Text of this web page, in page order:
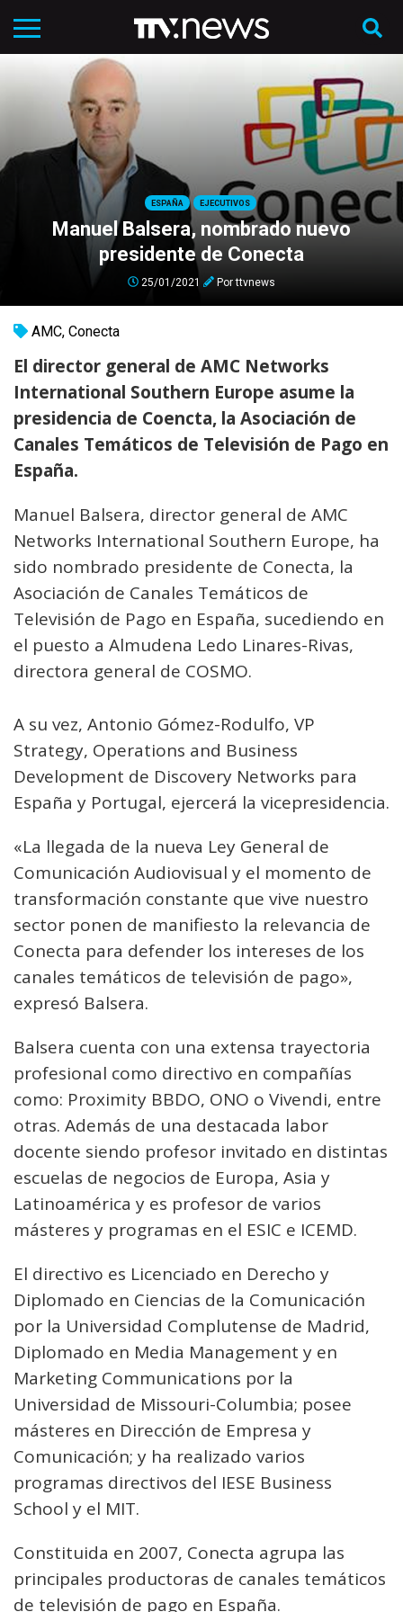
ESPAÑA EJECUTIVOS
Manuel Balsera, nombrado nuevo
presidente de Conecta
25/01/2021 Porttvnews
AMC, Conecta
El director general de AMC Networks
International Southern Europe asume la
presidencia de Coencta, la Asociación de
Canales Temáticos de Televisión de Pago en
España.
Manuel Balsera, director general de AMC
Networks International Southern Europe, ha
sido nombrado presidente de Conecta, la
Asociación de Canales Temáticos de
Televisión de Pago en España, sucediendo en
el puesto a Almudena Ledo Linares-Rivas,
directora general de COSMO.
A su vez, Antonio Gómez-Rodulfo, VP
Strategy, Operations and Business
Development de Discovery Networks para
España y Portugal, ejercerá la vicepresidencia.
«La llegada de la nueva Ley General de
Comunicación Audiovisual y el momento de
transformación constante que vive nuestro
sector ponen de manifiesto la relevancia de
Conecta para defender los intereses de los
canales temáticos de televisión de pago»,
expresó Balsera.
Balsera cuenta con una extensa trayectoria
profesional como directivo en compañías
como: Proximity BBDO, ONO o Vivendi, entre
otras. Además de una destacada labor
docente siendo profesor invitado en distintas
escuelas de negocios de Europa, Asia y
Latinoamérica y es profesor de varios
másteres y programas en el ESIC e ICEMD.
El directivo es Licenciado en Derecho y
Diplomado en Ciencias de la Comunicación
por la Universidad Complutense de Madrid,
Diplomado en Media Management y en
Marketing Communications por la
Universidad de Missouri-Columbia; posee
másteres en Dirección de Empresa y
Comunicación; y ha realizado varios
programas directivos del IESE Business
School y el MIT.
Constituida en 2007, Conecta agrupa las
principales productoras de canales temáticos
de televisión de pago en España.